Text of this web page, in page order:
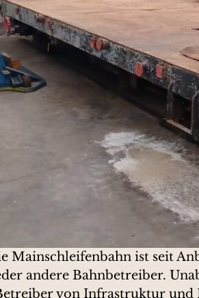
ist seit
andere Bahnbetreiber.
von Infrastruktur